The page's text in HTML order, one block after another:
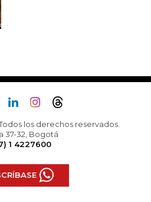
los derechos reservados.
37-32, Bogotá
1 4227600